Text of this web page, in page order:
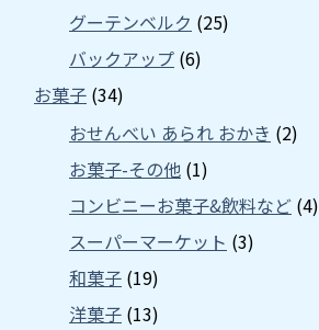
グーテンベルク (25)
バックアップ (6)
お菓子 (34)
おせんべい あられ おかき (2)
お菓子-その他 (1)
コンビニーお菓子&飲料など (4)
スーパーマーケット (3)
和菓子 (19)
洋菓子 (13)